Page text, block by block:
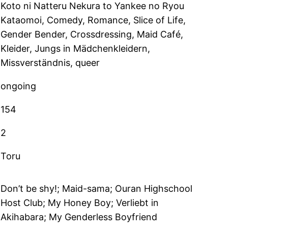
Koto ni Natteru Nekura to Yankee no Ryou
Kataomoi, Comedy, Romance, Slice of Life,
Gender Bender, Crossdressing, Maid Café,
Kleider, Jungs in Mädchenkleidern,
Missverständnis, queer
ongoing
154
2
Toru
Don’t be shy!; Maid-sama; Ouran Highschool
Host Club; My Honey Boy; Verliebt in
Akihabara; My Genderless Boyfriend